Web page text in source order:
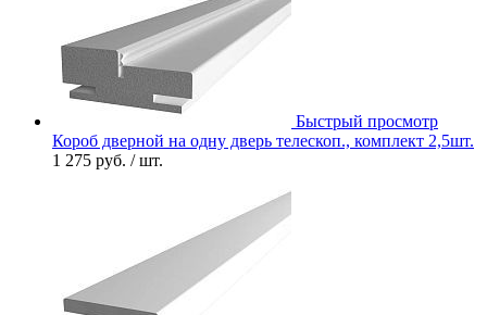
Быстрый просмотр
Короб дверной на одну дверь телескоп., комплект 2,5шт.
1 275 руб. / шт.